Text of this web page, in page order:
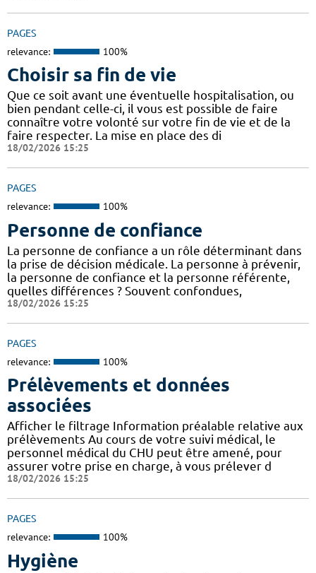
PAGES
relevance: 100%
Choisir sa fin de vie
Que ce soit avant une éventuelle hospitalisation, ou
bien pendant celle-ci, il vous est possible de faire
connaître votre volonté sur votre fin de vie et de la
faire respecter. La mise en place des di
18/02/2026 15:25
PAGES
relevance: 100%
Personne de confiance
La personne de confiance a un rôle déterminant dans
la prise de décision médicale. La personne à prévenir,
la personne de confiance et la personne référente,
quelles différences ? Souvent confondues,
18/02/2026 15:25
PAGES
relevance: 100%
Prélèvements et données
associées
Afficher le filtrage Information préalable relative aux
prélèvements Au cours de votre suivi médical, le
personnel médical du CHU peut être amené, pour
assurer votre prise en charge, à vous prélever d
18/02/2026 15:25
PAGES
relevance: 100%
Hygiène